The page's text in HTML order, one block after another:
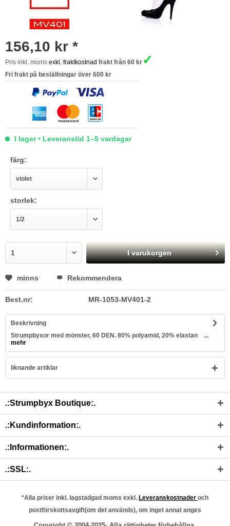
156,10 kr *
Pris inkl. moms exkl. fraktkostnad frakt från 60 kr ✓
Fri frakt på beställningar över 600 kr
I lager • Leveranstid 1–5 vardagar
färg:
storlek:
I varukorgen
minns Rekommendera
Best.nr: MR-1053-MV401-2
Beskrivning
Strumpbyxor med mönster, 60 DEN. 80% polyamid, 20% elastan ...
mehr
liknande artiklar
.:Strumpbyx Boutique:.
.:Kundinformation:.
.:Informationen:.
.:SSL:.
*Alla priser inkl. lagstadgad moms exkl. Leveranskostnader och
postförskottsavgift(om det används), om inget annat anges